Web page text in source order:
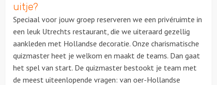
uitje?
Speciaal voor jouw groep reserveren we een privéruimte in
een leuk Utrechts restaurant, die we uiteraard gezellig
aankleden met Hollandse decoratie. Onze charismatische
quizmaster heet je welkom en maakt de teams. Dan gaat
het spel van start. De quizmaster bestookt je team met
de meest uiteenlopende vragen: van oer-Hollandse